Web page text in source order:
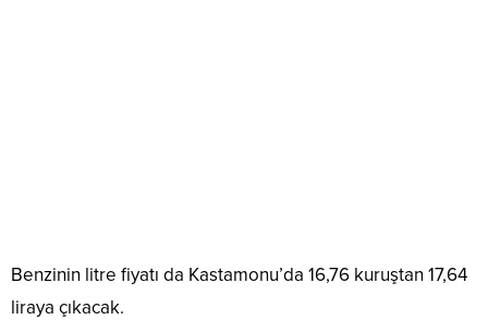
Benzinin litre fiyatı da Kastamonu’da 16,76 kuruştan 17,64
liraya çıkacak.